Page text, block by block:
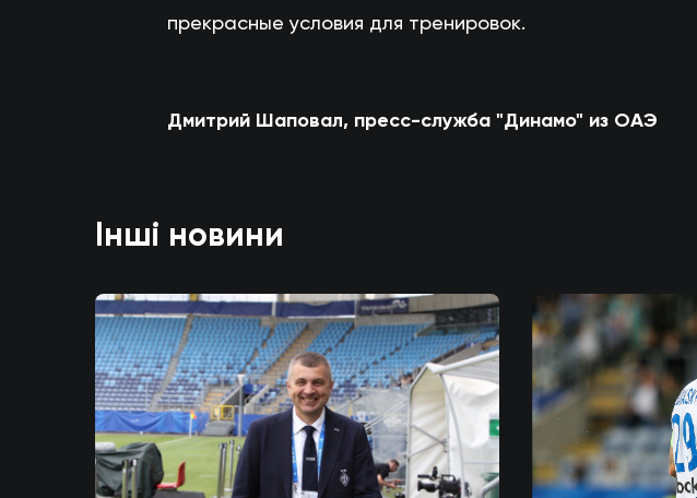
прекрасные условия для тренировок.
Дмитрий Шаповал, пресс-служба "Динамо" из ОАЭ
Інші новини